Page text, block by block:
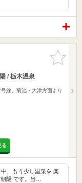
お気に入
りに追加
/ 栃木温泉
線、菊池・大津方面より
る
、もう少し温泉を 楽
陽 です。当…